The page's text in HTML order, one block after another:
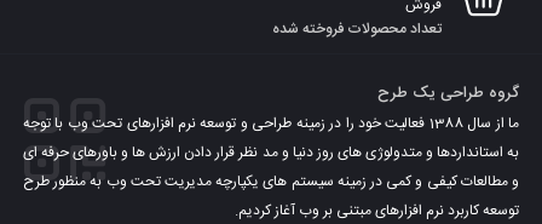
فروش
تعداد محصولات فروخته شده
گروه طراحی یک طرح
ما از سال 1388 فعالیت خود را در زمینه طراحی و توسعه نرم افزارهای تحت وب با توجه
به استانداردها و متدولوژی های روز دنیا و مد نظر قرار دادن ارزش ها و باورهای حرفه ای
و مطالعات کیفی و کمی در زمینه سیستم های یکپارچه مدیریت تحت وب به منظور طرح
توسعه کاربرد نرم افزارهای مبتنی بر وب آغاز کردیم.